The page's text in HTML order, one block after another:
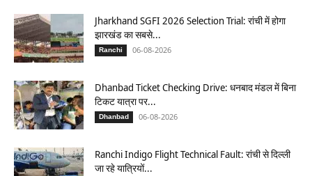
Jharkhand SGFI 2026 Selection Trial: रांची में होगा
झारखंड का सबसे...
Ranchi 06-08-2026
Dhanbad Ticket Checking Drive: धनबाद मंडल में बिना
टिकट यात्रा पर...
Dhanbad 06-08-2026
Ranchi Indigo Flight Technical Fault: रांची से दिल्ली
जा रहे यात्रियों...